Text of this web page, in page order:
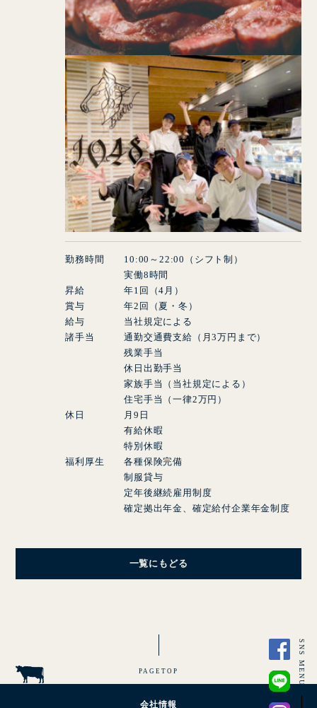
勤務時間 10 :00 ～22 :00
（シフト制）
実働8時間
昇給 年1 回（4 月）
賞与 年2 回（夏・冬）
給与 当社規定による
諸手当 通勤交通費支給（月3万円まで）
残業手当
休日出勤手当
家族手当（当社規定による）
住宅手当（一律2万円）
休日 月 9 日
有給休暇
特別休暇
福利厚生 各種保険完備
制服貸与
定年後継続雇用制度
確定拠出年金、確定給付企業年金制度
一覧にもどる
SNS MENU
PAGETOP
会社情報